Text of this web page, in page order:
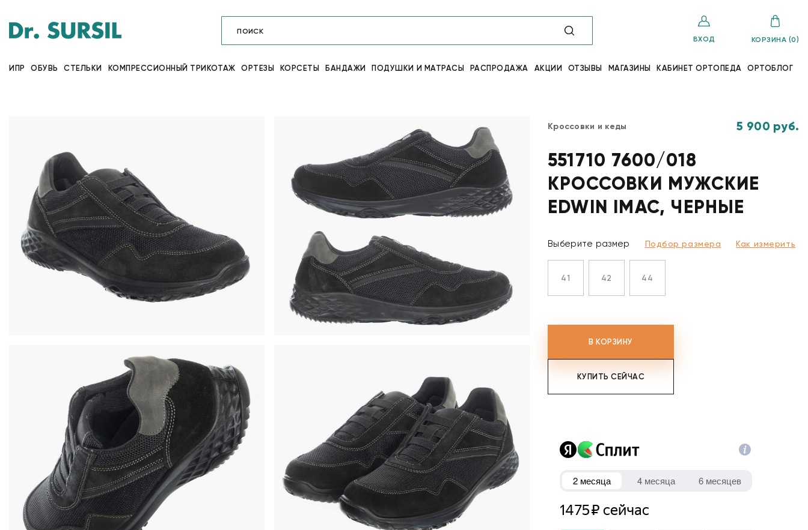
ВХОД КОРЗИНА (0)
ИПР ОБУВЬ СТЕЛЬКИ КОМПРЕССИОННЫЙ ТРИКОТАЖ ОРТЕЗЫ КОРСЕТЫ БАНДАЖИ ПОДУШКИ И МАТРАСЫ РАСПРОДАЖА АКЦИИ ОТЗЫВЫ МАГАЗИНЫ КАБИНЕТ ОРТОПЕДА ОРТОБЛОГ
Кроссовки и кеды 5 900 руб.
551710 7600/018
КРОССОВКИ МУЖСКИЕ
EDWIN IMAC, ЧЕРНЫЕ
Выберите размер Подбор размера Как измерить
41 42 44
В КОРЗИНУ
КУПИТЬ СЕЙЧАС